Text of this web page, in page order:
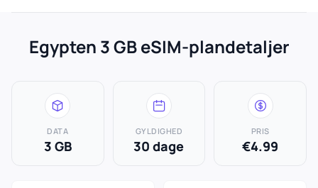
Egypten 3 GB eSIM-plandetaljer
DATA
3 GB
GYLDIGHED
30 dage
PRIS
€4.99